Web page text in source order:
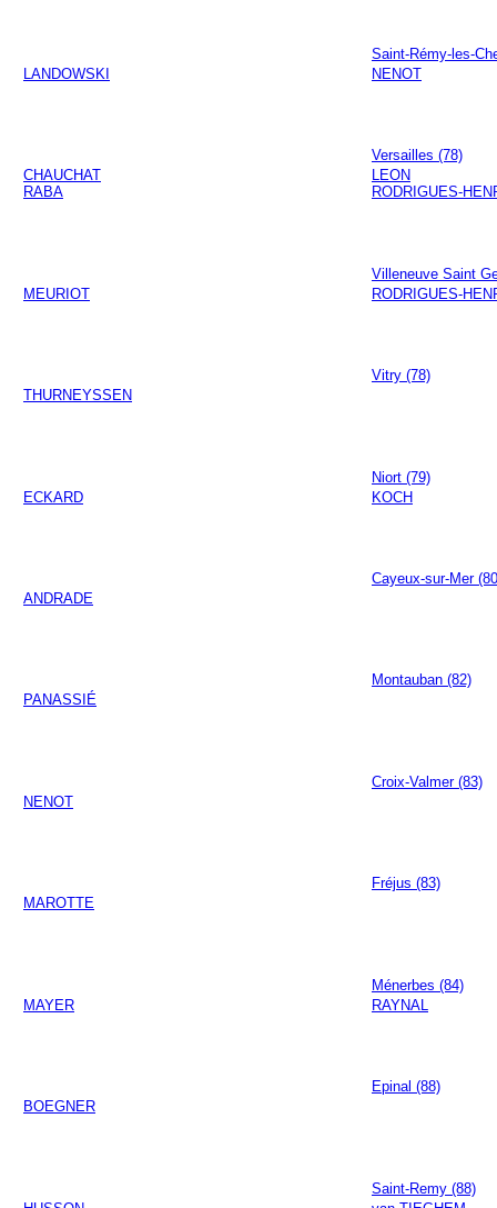
Saint-Rémy-les-
LANDOWSKI
NENOT
Versailles (78)
CHAUCHAT
LEON
RABA
RODRIGUES-
Villeneuve Saint
MEURIOT
RODRIGUES-
Vitry (78)
THURNEYSSEN
Niort (79)
ECKARD
KOCH
Cayeux-sur-Mer
ANDRADE
Montauban (82)
PANASSIÉ
Croix-Valmer (83)
NENOT
Fréjus (83)
MAROTTE
Ménerbes (84)
MAYER
RAYNAL
Epinal (88)
BOEGNER
Saint-Remy (88)